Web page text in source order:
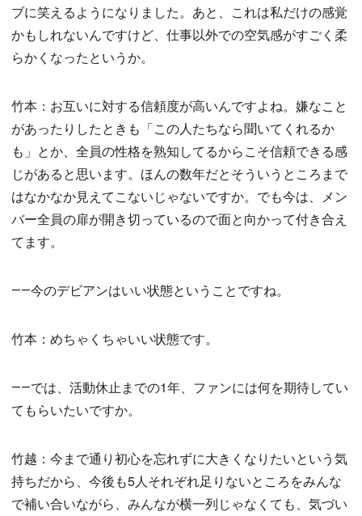
ブに笑えるようになりました。あと、これは私だけの感覚
かもしれないんですけど、仕事以外での空気感がすごく柔
らかくなったというか。
竹本：お互いに対する信頼度が高いんですよね。嫌なこと
があったりしたときも「この人たちなら聞いてくれるか
も」とか、全員の性格を熟知してるからこそ信頼できる感
じがあると思います。ほんの数年だとそういうところまで
はなかなか見えてこないじゃないですか。でも今は、メン
バー全員の扉が開き切っているので面と向かって付き合え
てます。
――今のデビアンはいい状態ということですね。
竹本：めちゃくちゃいい状態です。
――では、活動休止までの1年、ファンには何を期待してい
てもらいたいですか。
竹越：今まで通り初心を忘れずに大きくなりたいという気
持ちだから、今後も5人それぞれ足りないところをみんな
で補い合いながら、みんなが横一列じゃなくても、気づい